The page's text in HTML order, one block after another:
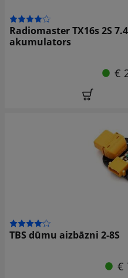
Radiomaster TX16s 2S
akumulators
€
TBS dūmu aizbāzni 2-8S
€